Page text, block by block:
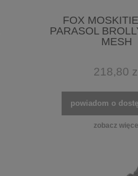
FOX
PARASOL
MESH
218,80
powiadom o
zobacz